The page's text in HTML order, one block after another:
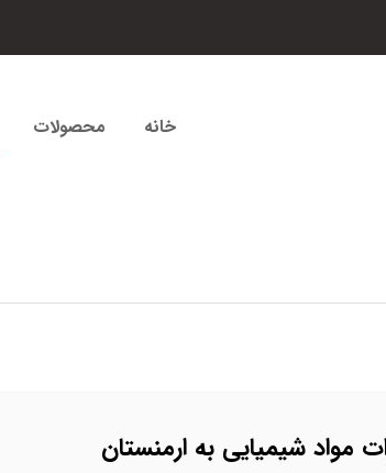
خانه محصولات
مواد شیمیایی به ارمنستان